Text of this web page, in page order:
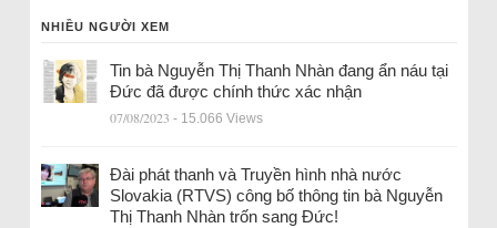
NHIỀU NGƯỜI XEM
Tin bà Nguyễn Thị Thanh Nhàn đang ẩn náu tại
Đức đã được chính thức xác nhận
07/08/2023 - 15.066 Views
Đài phát thanh và Truyền hình nhà nước
Slovakia (RTVS) công bố thông tin bà Nguyễn
Thị Thanh Nhàn trốn sang Đức!